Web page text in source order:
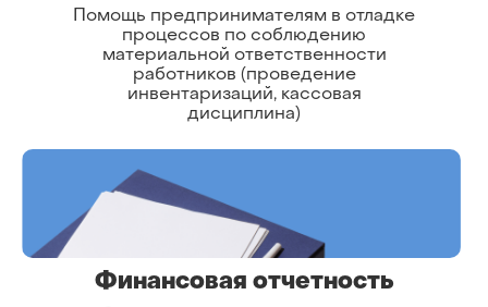
Финансовая отчетность
Помощь предпринимателям в отладке
процессов по соблюдению
материальной ответственности
работников (проведение
инвентаризаций, кассовая
дисциплина)